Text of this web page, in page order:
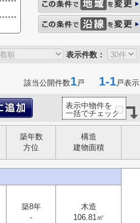
表示件数：
該当公開件数1戸 1-1戸表示
表示中物件を
一括でチェック
築年数
方位
構造
建物面積
築8年
-
木造
106.81㎡